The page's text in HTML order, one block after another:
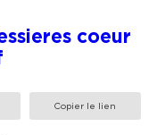
coeur
Copier le lien